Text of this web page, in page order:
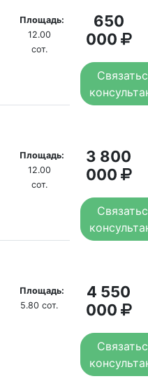
Площадь:
12.00
сот.
650
000
Площадь:
12.00
сот.
3 800
000
Площадь:
5.80 сот.
4 550
000